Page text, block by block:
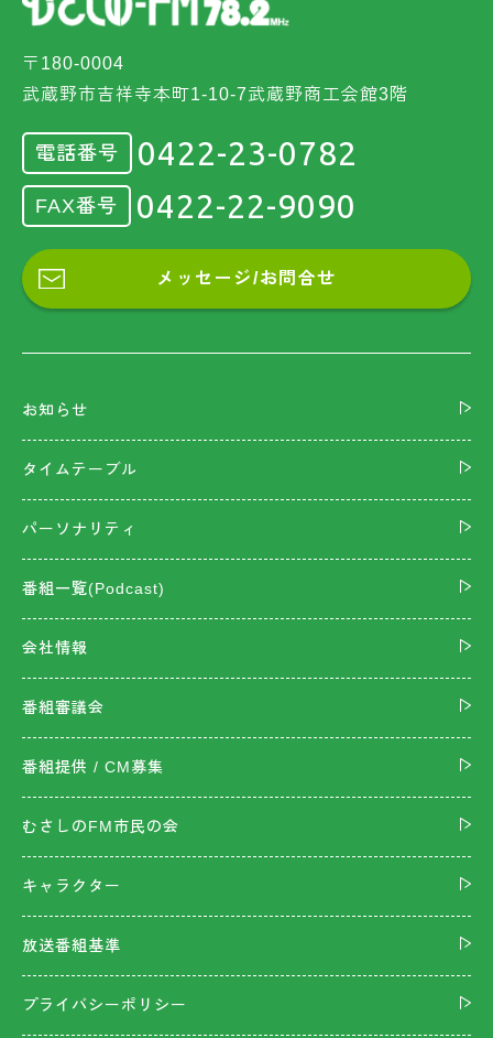
〒180-0004
武蔵野市吉祥寺本町1-10-7武蔵野商工会館3階
電話番号 0422-23-0782
FAX番号 0422-22-9090
メッセージ/お問合せ
お知らせ
タイムテーブル
パーソナリティ
番組一覧(Podcast)
会社情報
番組審議会
番組提供 / CM募集
むさしのFM市民の会
キャラクター
放送番組基準
プライバシーポリシー